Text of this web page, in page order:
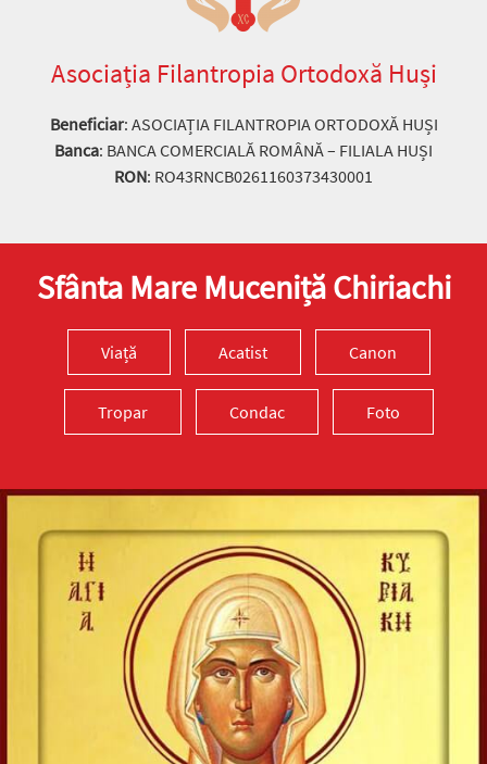
Asociația Filantropia Ortodoxă Huși
Beneficiar: ASOCIAȚIA FILANTROPIA ORTODOXĂ HUȘI
Banca: BANCA COMERCIALĂ ROMÂNĂ – FILIALA HUȘI
RON: RO43RNCB0261160373430001
Sfânta Mare Muceniță Chiriachi
Viață Acatist Canon
Tropar Condac Foto